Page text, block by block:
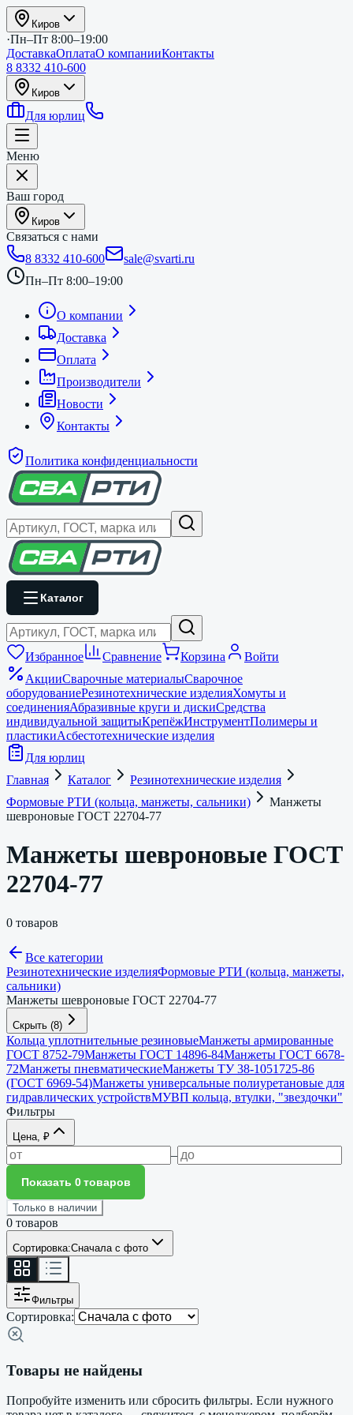
Киров
·Пн–Пт 8:00–19:00
ДоставкаОплатаО компанииКонтакты
8 8332 410-600
Киров
Для юрлиц
Меню
Ваш город
Киров
Связаться с нами
8 8332 410-600
sale@svarti.ru
Пн–Пт 8:00–19:00
О компании
Доставка
Оплата
Производители
Новости
Контакты
Политика конфиденциальности
Каталог
Избранное Сравнение Корзина
Войти
АкцииСварочные материалыСварочное
оборудованиеРезинотехнические изделияХомуты и
соединенияАбразивные круги и дискиСредства
индивидуальной защитыКрепёжИнструментПолимеры и
пластикиАсбестотехнические изделия
Для юрлиц
Главная
Каталог
Резинотехнические изделия
Формовые РТИ (кольца, манжеты, сальники)
Манжеты
шевроновые ГОСТ 22704-77
Манжеты шевроновые ГОСТ
22704-77
0 товаров
Все категории
Резинотехнические изделияФормовые РТИ (кольца, манжеты,
сальники)
Манжеты шевроновые ГОСТ 22704-77
Скрыть (8)
Кольца уплотнительные резиновыеМанжеты армированные
ГОСТ 8752-79Манжеты ГОСТ 14896-84Манжеты ГОСТ 6678-
72Манжеты пневматическиеМанжеты ТУ 38-1051725-86
(ГОСТ 6969-54)Манжеты универсальные полиуретановые для
гидравлических устройствМУВП кольца, втулки, "звездочки"
Фильтры
Цена, ₽
–
Показать 0 товаров
Только в наличии
0 товаров
Сортировка:Сначала с фото
Фильтры
Сортировка:
Товары не найдены
Попробуйте изменить или сбросить фильтры. Если нужного